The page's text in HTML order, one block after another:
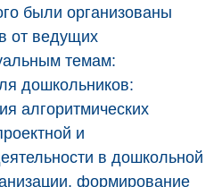
были организованы
от ведущих
темам:
дошкольников:
алгоритмических
и
в дошкольной
формирование